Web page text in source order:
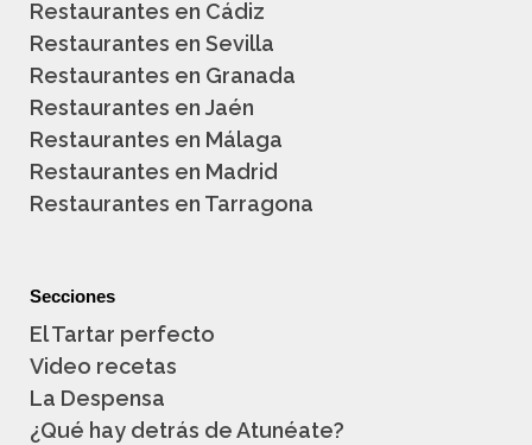
Restaurantes en Cádiz
Restaurantes en Sevilla
Restaurantes en Granada
Restaurantes en Jaén
Restaurantes en Málaga
Restaurantes en Madrid
Restaurantes en Tarragona
Secciones
El Tartar perfecto
Video recetas
La Despensa
¿Qué hay detrás de Atunéate?